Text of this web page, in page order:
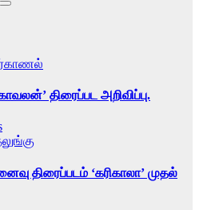
திரைப்பட அறிவிப்பு.
திரைப்படம் ‘கரிகாலா’ முதல்